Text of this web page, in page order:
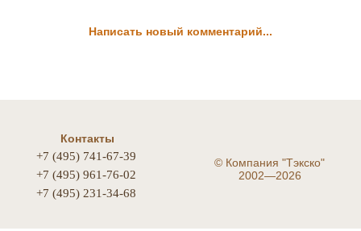
Написать новый комментарий...
Контакты
+7 (495) 741-67-39
+7 (495) 961-76-02
+7 (495) 231-34-68
© Компания "Тэкско"
2002—2026